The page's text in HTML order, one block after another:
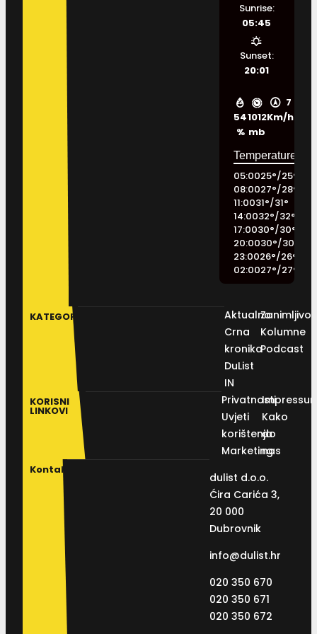
54
%
1012
mb
7
Km/h
Sunrise:
05:45
Sunset:
20:01
05:0025°/25°
08:0027°/28°
11:0031°/31°
14:0032°/32°
17:0030°/30°
20:0030°/30
23:0026°/26°
02:0027°/27°
KATEGORIJE
Aktualno
Crna
kronika
DuList
IN
Kolumne
Podcast
KORISNI
LINKOVI
Privatnosti
Uvjeti
korištenja
Marketing
Kako
do
nas
Kontakt
dulist d.o.o.
Ćira Carića 3,
20 000
Dubrovnik
info@dulist.hr
020 350 670
020 350 671
020 350 672